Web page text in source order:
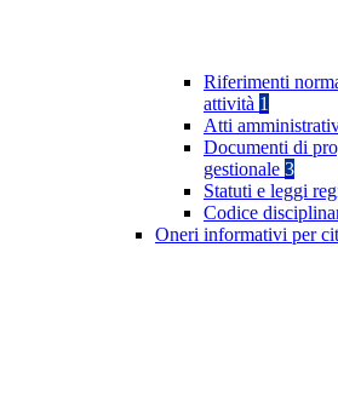
Riferimenti
attività 1
Atti
Documenti di
gestionale 3
Statuti e leggi
Codice
Oneri informativi per